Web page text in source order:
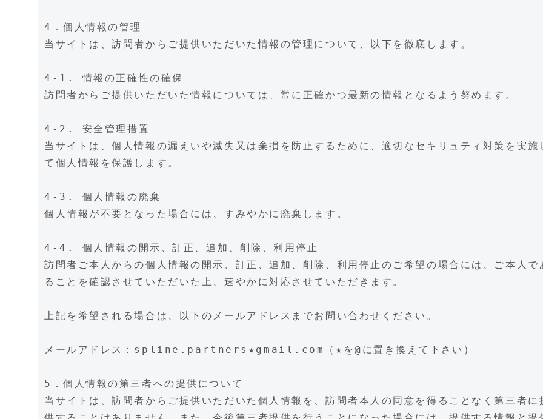
4．個人情報の管理
当サイトは、訪問者からご提供いただいた情報の管理について、以下を徹底します。
4-1. 情報の正確性の確保
訪問者からご提供いただいた情報については、常に正確かつ最新の情報となるよう努めます。
4-2. 安全管理措置
当サイトは、個人情報の漏えいや滅失又は棄損を防止するために、適切なセキリュティ対策を実施
て個人情報を保護します。
4-3. 個人情報の廃棄
個人情報が不要となった場合には、すみやかに廃棄します。
4-4. 個人情報の開示、訂正、追加、削除、利用停止
訪問者ご本人からの個人情報の開示、訂正、追加、削除、利用停止のご希望の場合には、ご本人で
ることを確認させていただいた上、速やかに対応させていただきます。
上記を希望される場合は、以下のメールアドレスまでお問い合わせください。
メールアドレス：spline.partners★gmail.com（★を@に置き換えて下さい）
5．個人情報の第三者への提供について
当サイトは、訪問者からご提供いただいた個人情報を、訪問者本人の同意を得ることなく第三者に